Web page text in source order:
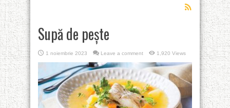
Supă de pește
1 noiembrie 2023 Leave a comment 1,920 Views